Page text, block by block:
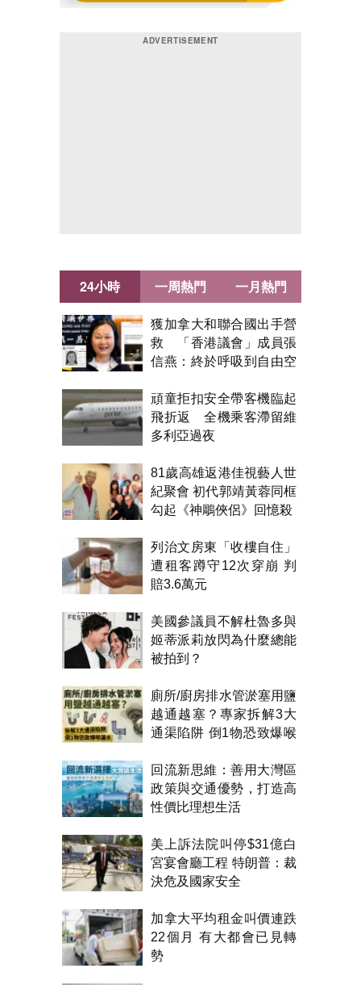
24小時
獲加拿大和聯合國出手營
救 「香港議會」成員張
信燕：終於呼吸到自由空
頑童拒扣安全帶客機臨起
飛折返 全機乘客滯留維
多利亞過夜
81歲高雄返港佳視藝人世
紀聚會 初代郭靖黃蓉同框
勾起《神鵰俠侶》回憶殺
列治文房東「收樓自住」
遭租客蹲守12次穿崩 判
賠3.6萬元
美國參議員不解杜魯多與
姬蒂派莉放閃為什麼總能
被拍到？
廁所/廚房排水管淤塞用鹽
越通越塞？專家拆解3大
通渠陷阱 倒1物恐致爆喉
回流新思維：善用大灣區
政策與交通優勢，打造高
性價比理想生活
美上訴法院叫停$31億白
宮宴會廳工程 特朗普：裁
決危及國家安全
加拿大平均租金叫價連跌
22個月 有大都會已見轉
勢
一周熱門 一月熱門